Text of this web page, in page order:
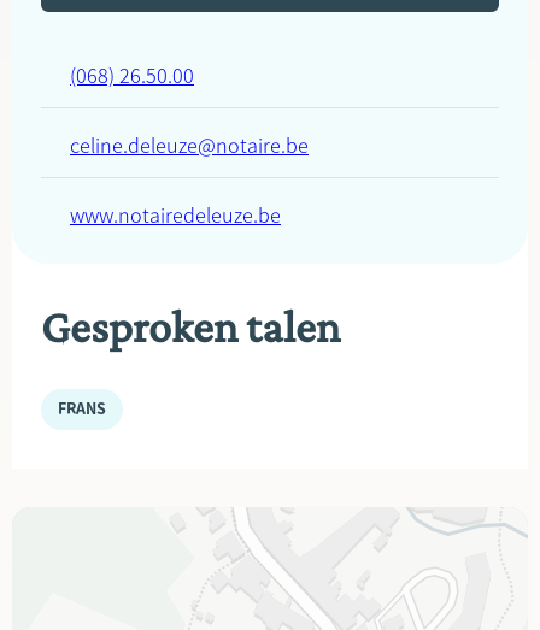
(068) 26.50.00
celine.deleuze@notaire.be
www.notairedeleuze.be
Gesproken talen
FRANS